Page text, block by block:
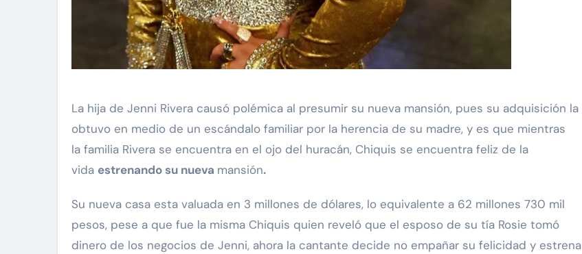
La hija de Jenni Rivera causó polémica al presumir su nueva mansión, pues su adquisición la
obtuvo en medio de un escándalo familiar por la herencia de su madre, y es que mientras
la familia Rivera se encuentra en el ojo del huracán, Chiquis se encuentra feliz de la
vida estrenando su nueva mansión.
Su nueva casa esta valuada en 3 millones de dólares, lo equivalente a 62 millones 730 mil
pesos, pese a que fue la misma Chiquis quien reveló que el esposo de su tía Rosie tomó
dinero de los negocios de Jenni, ahora la cantante decide no empañar su felicidad y estrena
se
“Está
Exclusivas
Silvia Pinal
Uncategorized
Silvia Pinal revela nuevos
detalles sobre su salud
carolina Sandoval Exclusivas
Carolina Sandoval y Nick
Hernández
Nov 26, 2024